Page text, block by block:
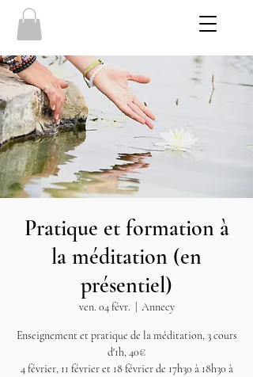
Pratique et formation à
la méditation (en
présentiel)
ven. 04 févr. Annecy
Enseignement et pratique de la méditation, 3 cours
d'1h, 40€
4 février, 11 février et 18 février de 17h30 à 18h30 à